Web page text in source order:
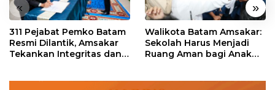
« »
311 Pejabat Pemko Batam
Resmi Dilantik, Amsakar
Tekankan Integritas dan
Walikota Batam Amsakar:
Sekolah Harus Menjadi
Ruang Aman bagi Anak